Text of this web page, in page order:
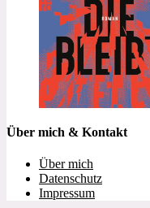
Über mich & Kontakt
Über mich
Datenschutz
Impressum